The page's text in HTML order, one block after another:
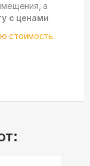
а
с ценами
стоимость.